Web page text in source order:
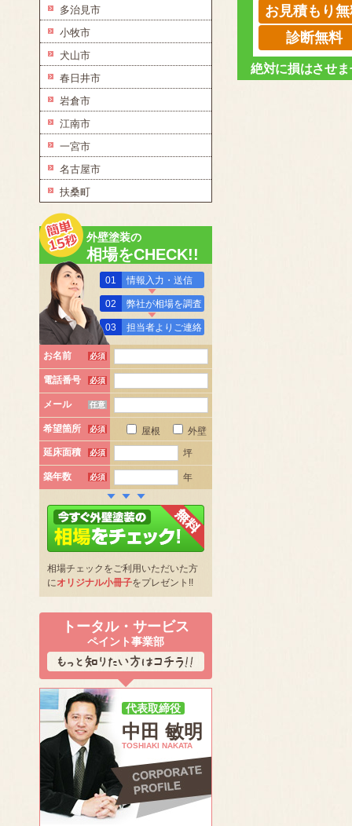
お見積もり
診断無料
絶対に損はさせ
多治見市
小牧市
犬山市
春日井市
岩倉市
江南市
一宮市
名古屋市
扶桑町
外壁塗装の
相場をCHECK!!
01 情報入力・送信
02 弊社が相場を調査
03 担当者よりご連絡
お名前 必須
電話番号 必須
メール 任意
希望箇所 必須 屋根
外壁
延床面積
必須 坪
築年数 必須 年
相場チェックをご利用いただいた方
にオリジナル小冊子をプレゼント!!
トータル・サービス
ペイント事業部
代表取締役
中田 敏明
TOSHIAKI NAKATA